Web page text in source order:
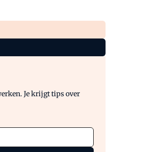
Je krijgt tips over